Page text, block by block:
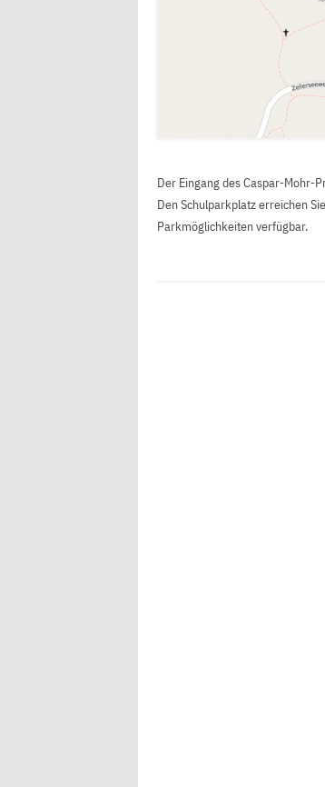
Der Eingang des Caspar-Mohr-
Den Schulparkplatz erreichen
Parkmöglichkeiten verfügbar.